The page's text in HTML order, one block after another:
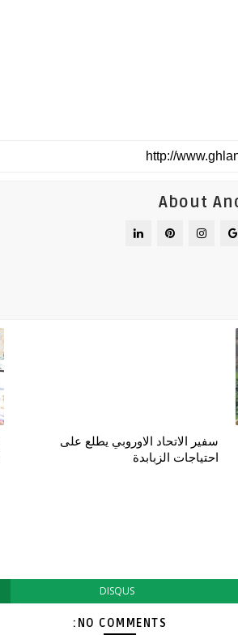
About
سفير الاتحاد الاوروبي يطلع على
احتياجات الزبابدة
DISQUS
NO COMMENTS: